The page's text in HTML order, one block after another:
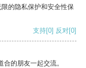
的隐私保护和安全性保
支持[0] 反对[0]
的朋友一起交流。